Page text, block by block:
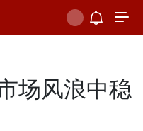
场风浪中稳